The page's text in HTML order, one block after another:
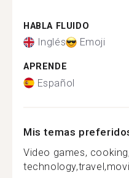
HABLA FLUIDO
Inglés Emoji
APRENDE
Español
Mis temas
Video games,